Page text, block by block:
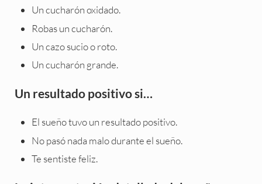
Un cucharón oxidado.
Robas un cucharón.
Un cazo sucio o roto.
Un cucharón grande.
Un resultado positivo si…
El sueño tuvo un resultado positivo.
No pasó nada malo durante el sueño.
Te sentiste feliz.